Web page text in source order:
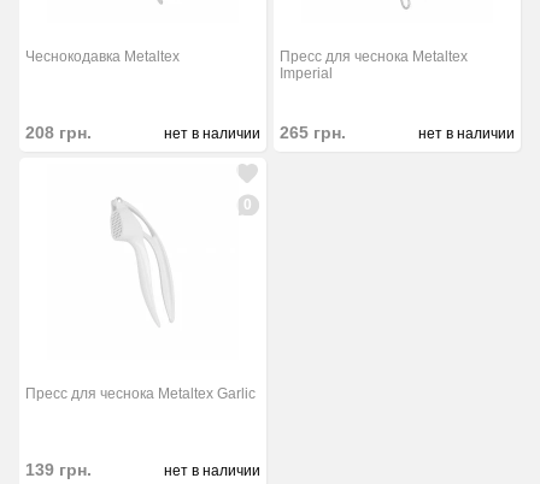
Чеснокодавка Metaltex
208 грн. нет в наличии
Пресс для чеснока Metaltex
Imperial
265 грн. нет в наличии
0
Пресс для чеснока Metaltex Garlic
139 грн. нет в наличии